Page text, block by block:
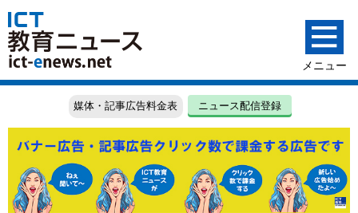
媒体・記事広告料金表 ニュース配信登録